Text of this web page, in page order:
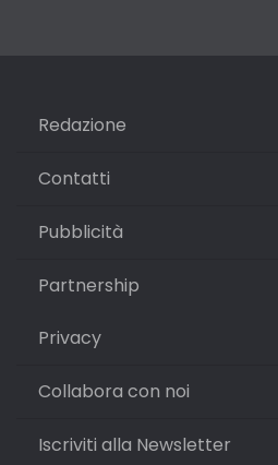
Redazione
Contatti
Pubblicità
Partnership
Privacy
Collabora con noi
Iscriviti alla Newsletter